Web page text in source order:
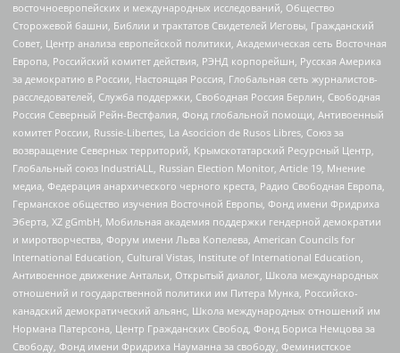
восточноевропейских и международных исследований, Общество
Сторожевой башни, Библии и трактатов Свидетелей Иеговы, Гражданский
Совет, Центр анализа европейской политики, Академическая сеть Восточная
Европа, Российский комитет действия, РЭНД корпорейшн, Русская Америка
за демократию в России, Настоящая Россия, Глобальная сеть журналистов-
расследователей, Служба поддержки, Свободная Россия Берлин, Свободная
Россия Северный Рейн-Вестфалия, Фонд глобальной помощи, Антивоенный
комитет России, Russie-Libertes, La Asocicion de Rusos Libres, Союз за
возвращение Северных территорий, Крымскотатарский Ресурсный Центр,
Глобальный союз IndustriALL, Russian Election Monitor, Article 19, Мнение
медиа, Федерация анархического черного креста, Радио Свободная Европа,
Германское общество изучения Восточной Европы, Фонд имени Фридриха
Эберта, XZ gGmbH, Мобильная академия поддержки гендерной демократии
и миротворчества, Форум имени Льва Копелева, American Councils for
International Education, Cultural Vistas, Institute of International Education,
Антивоенное движение Антальи, Открытый диалог, Школа международных
отношений и государственной политики им Питера Мунка, Российско-
канадский демократический альянс, Школа международных отношений им
Нормана Патерсона, Центр Гражданских Свобод, Фонд Бориса Немцова за
Свободу, Фонд имени Фридриха Науманна за свободу, Феминистское